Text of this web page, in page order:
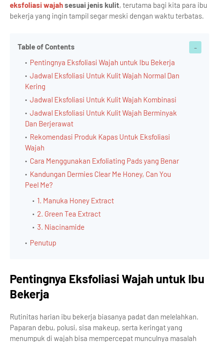
eksfoliasi wajahsesuai jenis kulit, terutama bagi kita para ibu
bekerja yang ingin tampil segar meski dengan waktu terbatas.
Table of Contents
Pentingnya Eksfoliasi Wajah untuk Ibu Bekerja
Jadwal Eksfoliasi Untuk Kulit Wajah Normal Dan
Kering
Jadwal Eksfoliasi Untuk Kulit Wajah Kombinasi
Jadwal Eksfoliasi Untuk Kulit Wajah Berminyak
Dan Berjerawat
Rekomendasi Produk Kapas Untuk Eksfoliasi
Wajah
Cara Menggunakan Exfoliating Pads yang Benar
Kandungan Dermies Clear Me Honey, Can You
Peel Me?
1. Manuka Honey Extract
2. Green Tea Extract
3. Niacinamide
Penutup
Pentingnya Eksfoliasi Wajah untuk Ibu
Bekerja
Rutinitas harian ibu bekerja biasanya padat dan melelahkan.
Paparan debu, polusi, sisa makeup, serta keringat yang
menumpuk di wajah bisa mempercepat munculnya masalah